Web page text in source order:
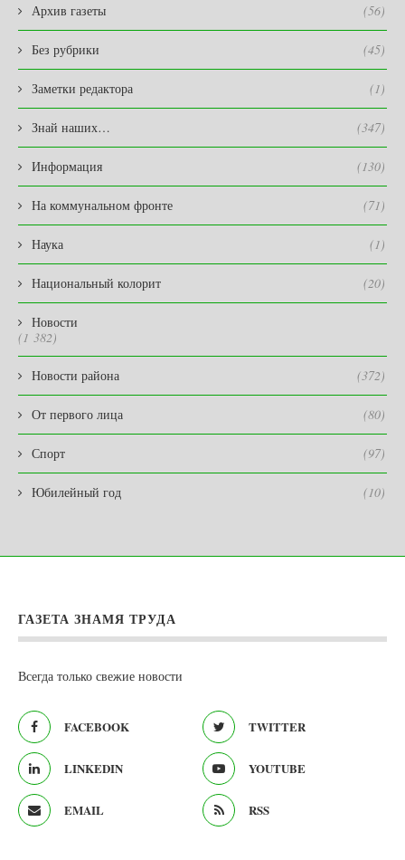
Архив газеты (56)
Без рубрики (45)
Заметки редактора (1)
Знай наших… (347)
Информация (130)
На коммунальном фронте (71)
Наука (1)
Национальный колорит (20)
Новости
(1 382)
Новости района (372)
От первого лица (80)
Спорт (97)
Юбилейный год (10)
ГАЗЕТА ЗНАМЯ ТРУДА
Всегда только свежие новости
FACEBOOK TWITTER
LINKEDIN YOUTUBE
EMAIL RSS